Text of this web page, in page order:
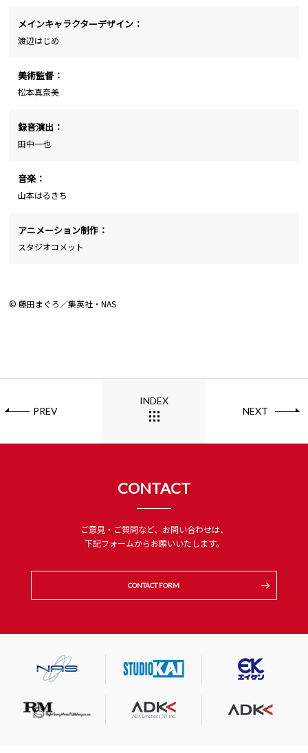
メインキャラクターデザイン：
渡辺はじめ
美術監督：
松本真奈美
録音演出：
田中一也
音楽：
山本はるきち
アニメーション制作：
スタジオコメット
© 藤田まぐろ／集英社・NAS
PREV
INDEX
NEXT
CONTACT
ご意見・ご質問など、お問い合わせは、
下記フォームからお願いいたします。
CONTACT FORM